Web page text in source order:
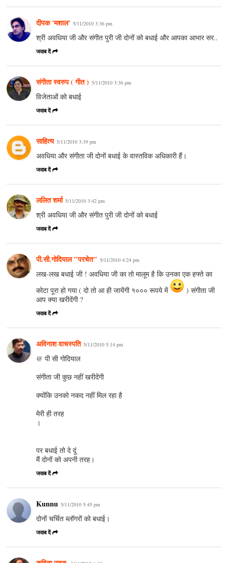
दीपक 'मशाल' 5/11/2010 3:36 pm
श्री अवधिया जी और संगीत पुरी जी दोनों को बधाई और आपका आभार सर..
जवाब दें
संगीता स्वरुप ( गीत ) 5/11/2010 3:36 pm
विजेताओं को बधाई
जवाब दें
साहित्य 5/11/2010 3:39 pm
अवधिया और संगीता जी दोनों बधाई के वास्तविक अधिकारी हैं।
जवाब दें
ललित शर्मा 5/11/2010 3:42 pm
श्री अवधिया जी और संगीत पुरी जी दोनों को बधाई
जवाब दें
पी.सी.गोदियाल "परचेत" 5/11/2010 4:24 pm
लख-लख बधाई जी ! अवधिया जी का तो मालूम है कि उनका एक हफ्ते का
कोटा पूरा हो गया ( दो तो आ ही जायेंगी १००० रूपये में
) संगीता जी
आप क्या खरीदेंगी ?
जवाब दें
अविनाश वाचस्पति 5/11/2010 5:14 pm
@ पी सी गोदियाल
संगीता जी कुछ नहीं खरीदेंगी
क्‍योंकि उनको नकद नहीं मिल रहा है
मेरी ही तरह
।
पर बधाई तो दे दूं
मैं दोनों को अपनी तरह।
जवाब दें
Kunnu 5/11/2010 5:45 pm
दोनों चर्चित ब्लॉगरों को बधाई।
जवाब दें